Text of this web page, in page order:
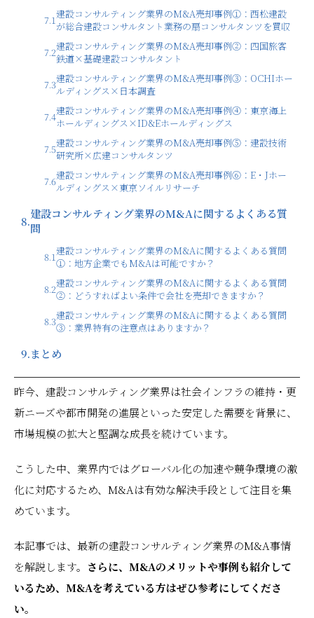
7.1 建設コンサルティング業界のM&A売却事例①：西松建設
が総合建設コンサルタント業務の扇コンサルタンツを買収
7.2建設コンサルティング業界のM&A売却事例②：四国旅客
鉄道×基礎建設コンサルタント
7.3建設コンサルティング業界のM&A売却事例③：OCHIホー
ルディングス×日本調査
7.4建設コンサルティング業界のM&A売却事例④：東京海上
ホールディングス×ID&Eホールディングス
7.5建設コンサルティング業界のM&A売却事例⑤：建設技術
研究所×広建コンサルタンツ
7.6建設コンサルティング業界のM&A売却事例⑥：E・Jホー
ルディングス×東京ソイルリサーチ
8.建設コンサルティング業界のM&Aに関するよくある質
問
8.1 建設コンサルティング業界のM&Aに関するよくある質問
①：地方企業でもM&Aは可能ですか？
8.2建設コンサルティング業界のM&Aに関するよくある質問
②：どうすればよい条件で会社を売却できますか？
8.3建設コンサルティング業界のM&Aに関するよくある質問
③：業界特有の注意点はありますか？
9.まとめ
昨今、建設コンサルティング業界は社会インフラの維持・更
新ニーズや都市開発の進展といった安定した需要を背景に、
市場規模の拡大と堅調な成長を続けています。
こうした中、業界内ではグローバル化の加速や競争環境の激
化に対応するため、M&Aは有効な解決手段として注目を集
めています。
本記事では、最新の建設コンサルティング業界のM&A事情
を解説します。 さらに、M&Aのメリットや事例も紹介して
いるため、M&Aを考えている方はぜひ参考にしてくださ
い。